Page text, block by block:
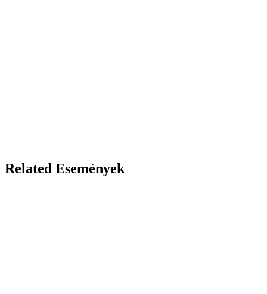
Related Események